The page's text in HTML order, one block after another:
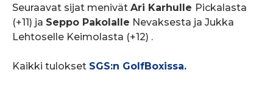
Seuraavat sijat menivät Ari Karhulle Pickalasta
(+11) ja Seppo Pakolalle Nevaksesta ja Jukka
Lehtoselle Keimolasta (+12) .
Kaikki tulokset SGS:n GolfBoxissa.